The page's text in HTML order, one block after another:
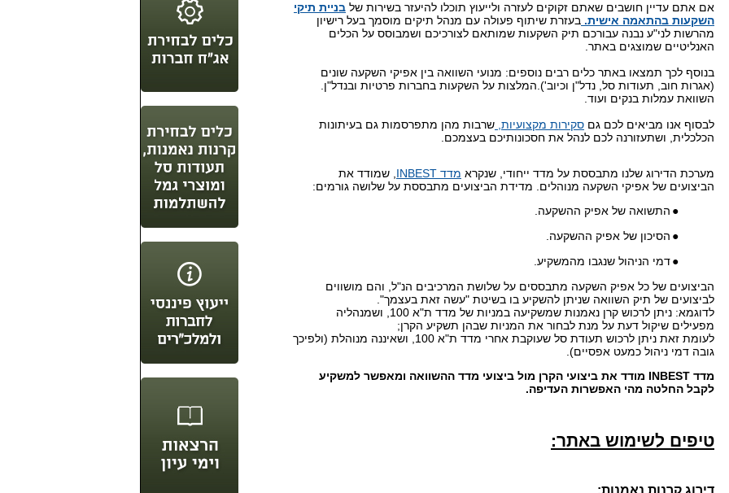
אם אתם עדיין חושבים שאתם זקוקים לעזרה ולייעוץ תוכלו להיעזר בשירות של בניית תיקי
השקעות בהתאמה אישית. בעזרת שיתוף פעולה עם מנהל תיקים מוסמך בעל רישיון
מהרשות לני"ע נבנה עבורכם תיק השקעות שמותאם לצורכיכם ושמבוסס על הכלים
האנליטיים שמוצגים באתר.
בנוסף לכך תמצאו באתר כלים רבים נוספים: מנועי השוואה בין אפיקי השקעה שונים
(אגרות חוב, תעודות סל, נדל"ן וכיוב').המלצות על השקעות בחברות פרטיות ובנדל"ן.
השוואת עמלות בנקים ועוד.
לבסוף אנו מביאים לכם גם סקירות מקצועיות, שרבות מהן מתפרסמות גם בעיתונות
הכלכלית, ושתעזורנה לכם לנהל את חסכונותיכם בעצמכם.
מערכת הדירוג שלנו מתבססת על מדד ייחודי, שנקרא מדד INBEST , שמודד את
הביצועים של אפיקי השקעה מנוהלים.
מדידת הביצועים מתבססת על שלושה גורמים:
● התשואה של אפיק ההשקעה.
● הסיכון של אפיק ההשקעה.
●דמי הניהול שנגבו מהמשקיע.
הביצועים של כל אפיק השקעה מתבססים על שלושת המרכיבים הנ"ל, והם מושווים
לביצועים של תיק השוואה שניתן להשקיע בו בשיטת "עשה זאת בעצמך".
לדוגמא: ניתן לרכוש קרן נאמנות שמשקיעה במניות של מדד ת"א 100, ושמנהליה
מפעילים שיקול דעת על מנת לבחור את המניות שבהן תשקיע הקרן;
לעומת זאת ניתן לרכוש תעודת סל שעוקבת אחרי מדד ת"א 100, ושאיננה מנוהלת (ולפיכך
גובה דמי ניהול כמעט אפסיים).
מדד INBEST מודד את ביצועי הקרן מול ביצועי מדד ההשוואה ומאפשר למשקיע
לקבל החלטה מהי האפשרות העדיפה.
טיפים לשימוש באתר:
דירוג קרנות נאמנות: